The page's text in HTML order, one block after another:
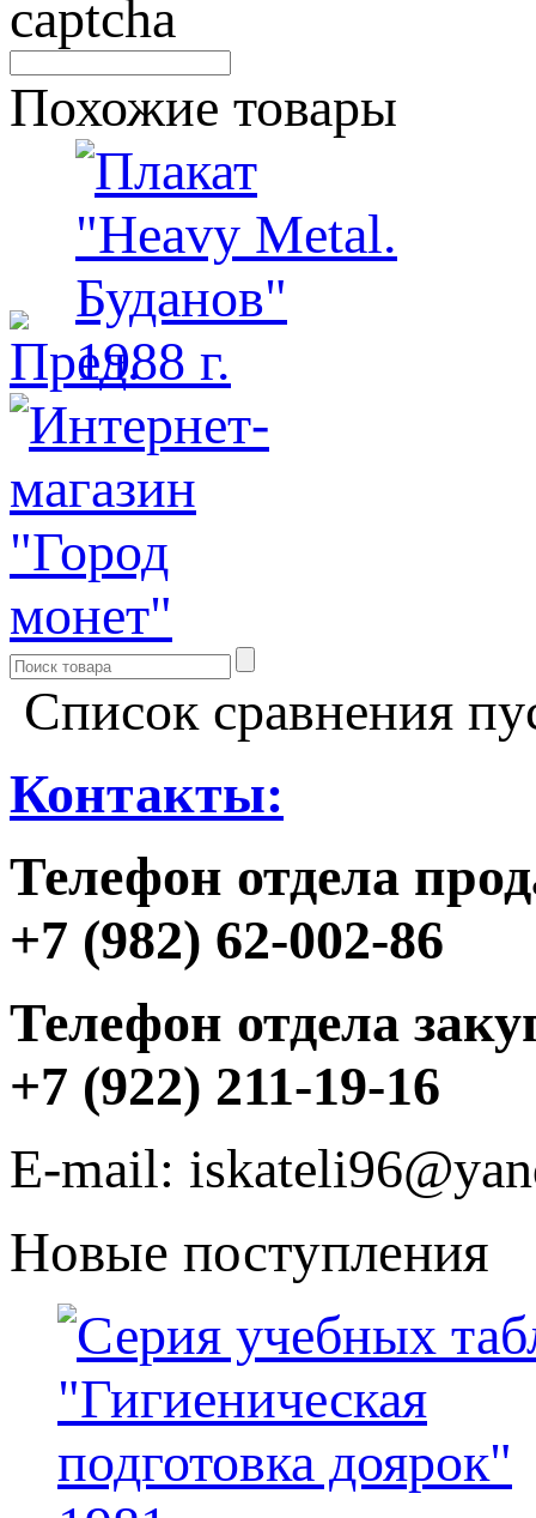
Похожие товары
Список сравнения
Контакты:
Телефон отдела
+7 (982) 62-002-86
Телефон отдела
+7 (922) 211-19-16
E-mail:
Новые поступления